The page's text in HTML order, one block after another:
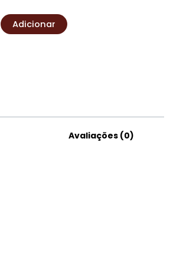
Adicionar
Avaliações (0)